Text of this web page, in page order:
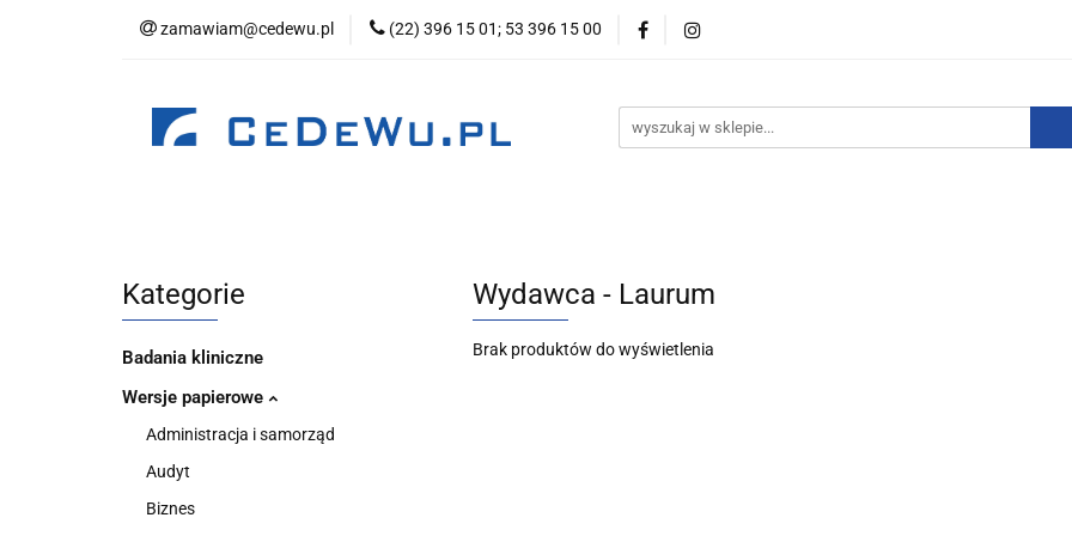
zamawiam@cedewu.pl (22) 396 15 01; 53 396 15 00
Kategorie Nowości Zapowiedzi
Wydawnictwo For English Wydawnictwa
Kategorie
Badania kliniczne
Wersje papierowe
Administracja i samorząd
Audyt
Biznes
Wydawca - Laurum
Brak produktów do wyświetlenia